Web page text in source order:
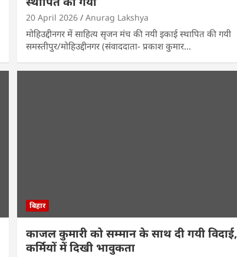
20 April 2026 Anurag Lakshya
मोहिउद्दीनगर में साहित्य सृजन मंच की नयी इकाई स्थापित की गयी
समस्तीपुर/मोहिउद्दीनगर (संवाददाता- प्रकाश कुमार…
बिहार
काजल कुमारी को सम्मान के साथ दी गयी विदाई,
कर्मियों में दिखी भावुकता